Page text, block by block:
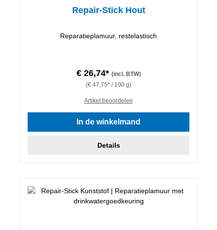
Repair-Stick Hout
Reparatieplamuur, restelastisch
€ 26,74* (incl. BTW)
(€ 47,75* / 100 g)
Artikel beoordelen
In de winkelmand
Details